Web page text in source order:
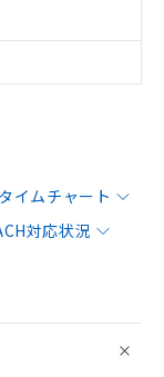
タイムチャート
対応状況